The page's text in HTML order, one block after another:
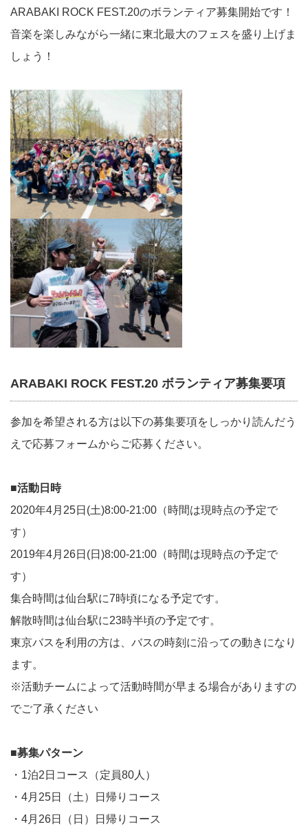
ARABAKI ROCK FEST.20のボランティア募集開始です！
音楽を楽しみながら一緒に東北最大のフェスを盛り上げま
しょう！
ARABAKI ROCK FEST.20 ボランティア募集要項
参加を希望される方は以下の募集要項をしっかり読んだう
えで応募フォームからご応募ください。
■活動日時
2020年4月25日(土)8:00-21:00（時間は現時点の予定で
す）
2019年4月26日(日)8:00-21:00（時間は現時点の予定で
す）
集合時間は仙台駅に7時頃になる予定です。
解散時間は仙台駅に23時半頃の予定です。
東京バスを利用の方は、バスの時刻に沿っての動きになり
ます。
※活動チームによって活動時間が早まる場合がありますの
でご了承ください
■募集パターン
・1泊2日コース（定員80人）
・4月25日（土）日帰りコース
・4月26日（日）日帰りコース